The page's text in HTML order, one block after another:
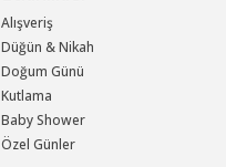
Alışveriş
Düğün & Nikah
Doğum Günü
Kutlama
Baby Shower
Özel Günler